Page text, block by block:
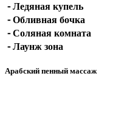
⁃ Ледяная купель
⁃ Обливная бочка
⁃ Соляная комната
⁃ Лаунж зона
Арабский пенный массаж